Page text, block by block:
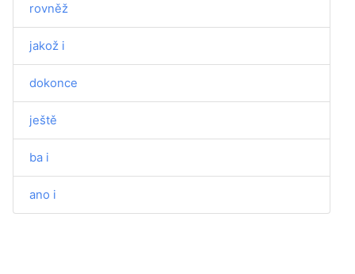
rovněž
jakož i
dokonce
ještě
ba i
ano i